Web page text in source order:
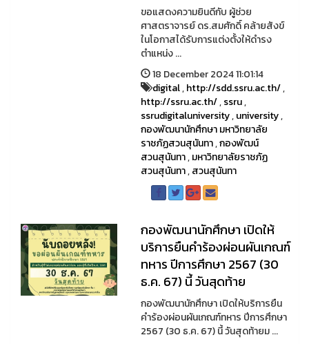
ขอแสดงความยินดีกับ ผู้ช่วย
ศาสตราจารย์ ดร.สมศักดิ์ คล้ายสังข์
ในโอกาสได้รับการแต่งตั้งให้ดำรง
ตำแหน่ง ...
18 December 2024 11:01:14
digital,http://sdd.ssru.ac.th/,
http://ssru.ac.th/,ssru,
ssrudigitaluniversity,university,
กองพัฒนานักศึกษา มหาวิทยาลัย
ราชภัฏสวนสุนันทา,กองพัฒน์
สวนสุนันทา,มหาวิทยาลัยราชภัฏ
สวนสุนันทา,สวนสุนันทา
กองพัฒนานักศึกษา เปิดให้
บริการยืนคำร้องผ่อนผันเกณฑ์
ทหาร ปีการศึกษา 2567 (30
ธ.ค. 67) นี้ วันสุดท้าย
กองพัฒนานักศึกษา เปิดให้บริการยืน
คำร้องผ่อนผันเกณฑ์ทหาร ปีการศึกษา
2567 (30 ธ.ค. 67) นี้ วันสุดท้ายม ...